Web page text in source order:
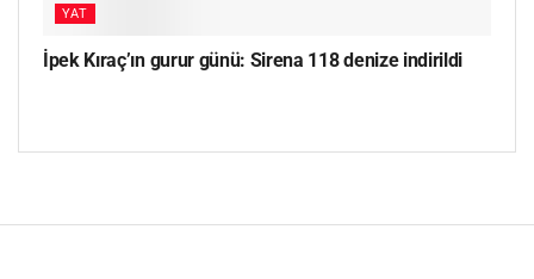
YAT
İpek Kıraç’ın gurur günü: Sirena 118 denize indirildi